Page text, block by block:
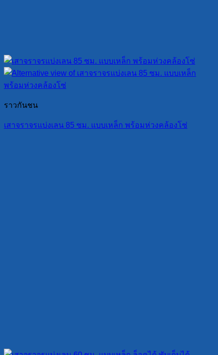
ราวกันชน
เสาจราจรแบ่งเลน 85 ซม. แบบเหล็ก พร้อมห่วงคล้องโซ่